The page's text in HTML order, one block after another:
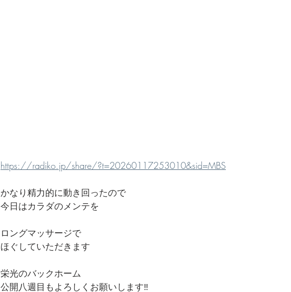
https://radiko.jp/share/?t=20260117253010&sid=MBS
かなり精力的に動き回ったので
今日はカラダのメンテを
ロングマッサージで
ほぐしていただきます
栄光のバックホーム
公開八週目もよろしくお願いします‼️